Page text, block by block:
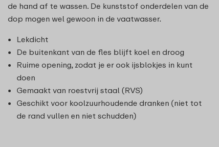
de hand af te wassen. De kunststof onderdelen van de
dop mogen wel gewoon in de vaatwasser.
Lekdicht
De buitenkant van de fles blijft koel en droog
Ruime opening, zodat je er ook ijsblokjes in kunt
doen
Gemaakt van roestvrij staal (RVS)
Geschikt voor koolzuurhoudende dranken (niet tot
de rand vullen en niet schudden)